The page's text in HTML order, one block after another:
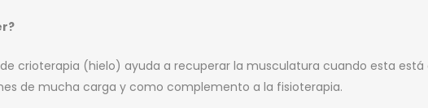
crioterapia (hielo) ayuda a recuperar la musculatura cuando esta
de mucha carga y como complemento a la fisioterapia.